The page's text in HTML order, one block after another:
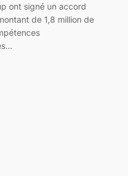
ont signé un accord
de 1,8 million de